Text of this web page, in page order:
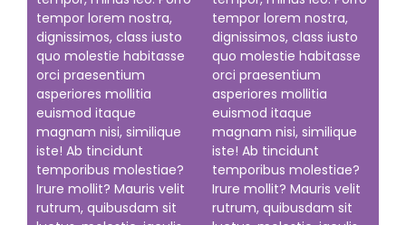
tempor lorem nostra,
dignissimos, class iusto
quo molestie habitasse
orci praesentium
asperiores mollitia
euismod itaque
magnam nisi, similique
iste! Ab tincidunt
temporibus molestiae?
Irure mollit? Mauris velit
rutrum, quibusdam sit
tempor lorem nostra,
dignissimos, class iusto
quo molestie habitasse
orci praesentium
asperiores mollitia
euismod itaque
magnam nisi, similique
iste! Ab tincidunt
temporibus molestiae?
Irure mollit? Mauris velit
rutrum, quibusdam sit